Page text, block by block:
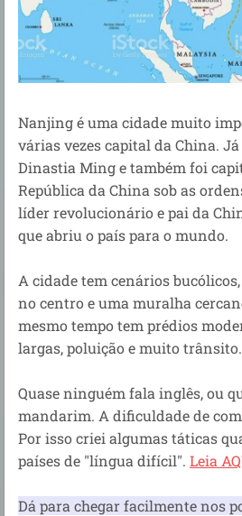
Nanjing é uma cidade muito
várias vezes capital da China.
Dinastia Ming e também foi
República da China sob as
líder revolucionário e pai da
que abriu o país para o mundo.
A cidade tem cenários
no centro e uma muralha
mesmo tempo tem prédios
largas, poluição e muito trânsito.
Quase ninguém fala inglês, ou
mandarim. A dificuldade de
Por isso criei algumas táticas
países de "língua difícil". Leia
Dá para chegar facilmente nos